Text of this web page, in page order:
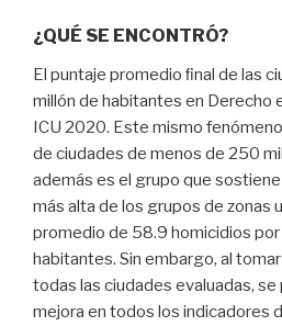
¿QUÉ SE ENCONTRÓ?
El puntaje promedio ﬁnal de las
millón de habitantes en Derecho
ICU 2020. Este mismo
de ciudades de menos de 250
además es el grupo que
más alta de los grupos de zonas
promedio de 58.9 homicidios por
habitantes. Sin embargo, al
todas las ciudades evaluadas,
mejora en todos los indicadores